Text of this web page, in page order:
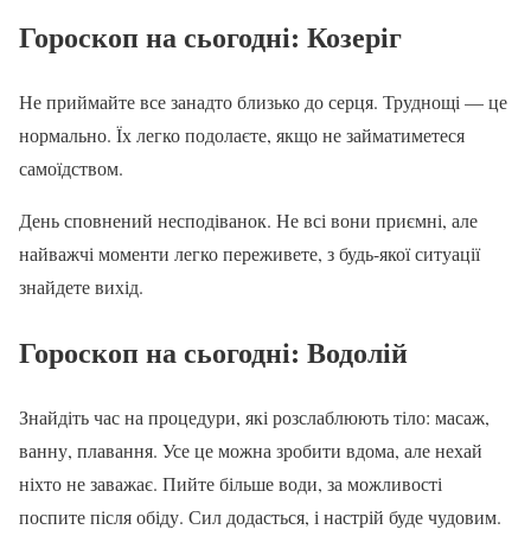
Гороскоп на сьогодні: Козеріг
Не приймайте все занадто близько до серця. Труднощі — це
нормально. Їх легко подолаєте, якщо не займатиметеся
самоїдством.
День сповнений несподіванок. Не всі вони приємні, але
найважчі моменти легко переживете, з будь-якої ситуації
знайдете вихід.
Гороскоп на сьогодні: Водолій
Знайдіть час на процедури, які розслаблюють тіло: масаж,
ванну, плавання. Усе це можна зробити вдома, але нехай
ніхто не заважає. Пийте більше води, за можливості
поспите після обіду. Сил додасться, і настрій буде чудовим.